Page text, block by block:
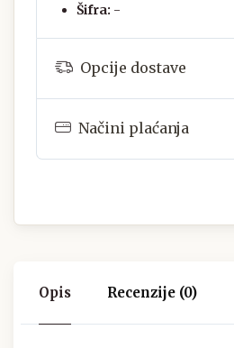
Šifra: -
Opcije dostave
Načini plaćanja
Opis Recenzije (0)